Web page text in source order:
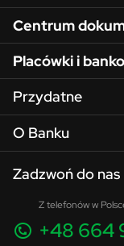
Centrum
Placówki i
Przydatne
O Banku
Zadzwoń do nas
Z telefonów w
+48 664